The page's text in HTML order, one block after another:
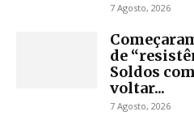
7 Agosto, 2026
de
Soldos
voltar...
7 Agosto, 2026